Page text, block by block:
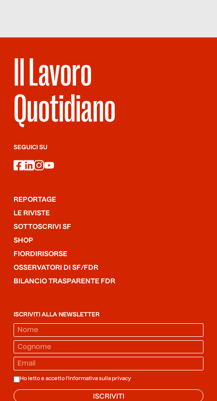
Il Lavoro
Quotidiano
SEGUICI SU
facebook
linkedin
instagram
youtube
REPORTAGE
LE RIVISTE
SOTTOSCRIVI SF
SHOP
FIORDIRISORSE
OSSERVATORI DI SF/FDR
BILANCIO TRASPARENTE FDR
ISCRIVITI ALLA NEWSLETTER
Ho letto e accetto l'informativa sulla privacy
ISCRIVITI